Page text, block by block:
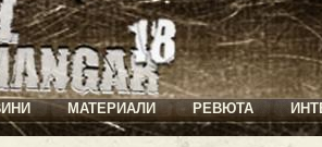
МАТЕРИАЛИ РЕВЮТА